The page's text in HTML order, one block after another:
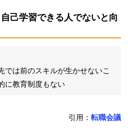
己学習できる人でないと向
では前のスキルが生かせないこ
に教育制度もない
引用： 転職会議